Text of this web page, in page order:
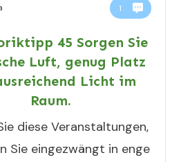
1
45 Sorgen Sie
Luft, genug Platz
Licht im
Raum.
diese Veranstaltungen,
Sie eingezwängt in enge